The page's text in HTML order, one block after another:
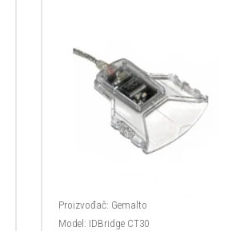
Proizvođač: Gemalto
Model: IDBridge CT30